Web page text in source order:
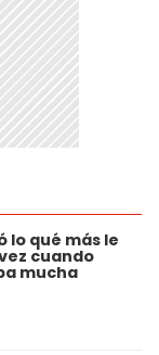
lo qué más le
cuando
mucha